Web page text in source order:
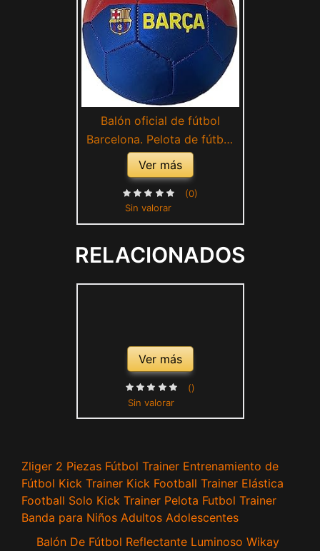
Balón oficial de fútbol
Barcelona. Pelota de fútbol
Blaugrana. Talla para adultos
y niños. Bicolor Rojo Azul
(Talla 5 - Grande)
Ver más
Sin valorar
(0)
RELACIONADOS
Ver más
Sin valorar
()
Zliger 2 Piezas Fútbol Trainer Entrenamiento de
Fútbol Kick Trainer Kick Football Trainer Elástica
Football Solo Kick Trainer Pelota Futbol Trainer
Banda para Niños Adultos Adolescentes
Balón De Fútbol Reflectante Luminoso Wikay